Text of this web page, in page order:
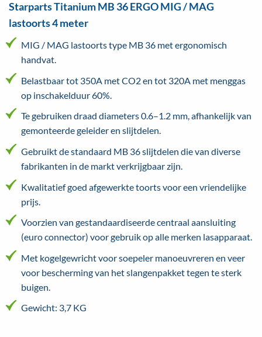
Starparts Titanium MB 36 ERGO MIG / MAG
lastoorts 4 meter
MIG / MAG lastoorts type MB 36 met ergonomisch
handvat.
Belastbaar tot 350A met CO2 en tot 320A met menggas
op inschakelduur 60%.
Te gebruiken draad diameters 0.6–1.2 mm, afhankelijk van
gemonteerde geleider en slijtdelen.
Gebruikt de standaard MB 36 slijtdelen die van diverse
fabrikanten in de markt verkrijgbaar zijn.
Kwalitatief goed afgewerkte toorts voor een vriendelijke
prijs.
Voorzien van gestandaardiseerde centraal aansluiting
(euro connector) voor gebruik op alle merken lasapparaat.
Met kogelgewricht voor soepeler manoeuvreren en veer
voor bescherming van het slangenpakket tegen te sterk
buigen.
Gewicht: 3,7 KG